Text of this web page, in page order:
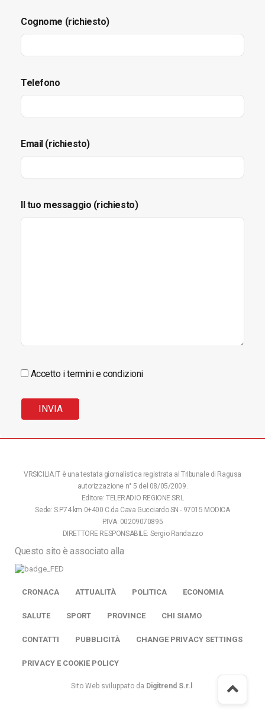
Cognome (richiesto)
Telefono
Email (richiesto)
Il tuo messaggio (richiesto)
Accetto i termini e condizioni
VRSICILIA.IT è una testata giornalistica registrata al Tribunale di Ragusa
autorizzazione n° 5 del 08/05/2009.
Editore: TELERADIO REGIONE SRL
Sede: S.P.74 km 0+400 C.da Cava Gucciardo SN - 97015 MODICA
P.IVA: 00209070895
DIRETTORE RESPONSABILE: Sergio Randazzo
Questo sito è associato alla
CRONACA ATTUALITÀ POLITICA ECONOMIA
SALUTE SPORT PROVINCE CHI SIAMO
CONTATTI PUBBLICITÀ CHANGE PRIVACY SETTINGS
PRIVACY E COOKIE POLICY
Sito Web sviluppato da Digitrend S.r.l .